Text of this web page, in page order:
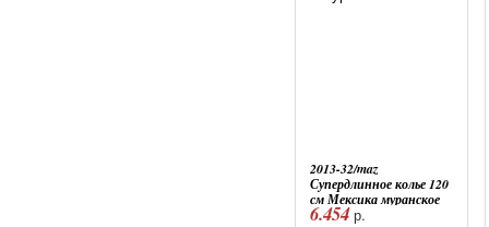
2013-32/maz
Супердлинное колье 120
см Мексика муранское
стекло
6.454р.